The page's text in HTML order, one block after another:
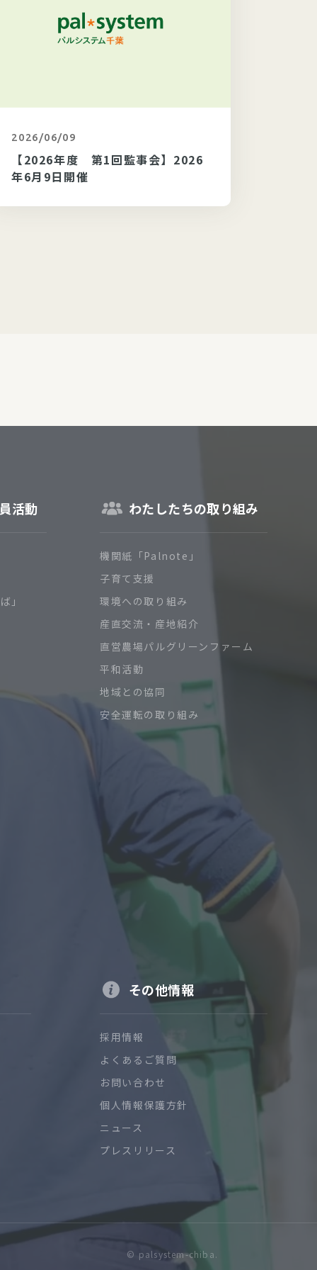
2026/06/09
【2026年度 第1回監事会】2026
年6月9日開催
活動
」
わたしたちの取り組み
機関紙「Palnote」
子育て支援
環境への取り組み
産直交流・産地紹介
直営農場パルグリーンファーム
平和活動
地域との協同
安全運転の取り組み
その他情報
採用情報
よくあるご質問
お問い合わせ
個人情報保護方針
ニュース
プレスリリース
© palsystem-chiba.